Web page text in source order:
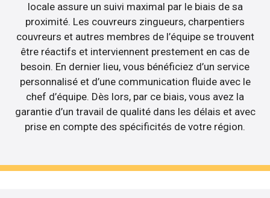
locale assure un suivi maximal par le biais de sa
proximité. Les couvreurs zingueurs, charpentiers
couvreurs et autres membres de l’équipe se trouvent
être réactifs et interviennent prestement en cas de
besoin. En dernier lieu, vous bénéficiez d’un service
personnalisé et d’une communication fluide avec le
chef d’équipe. Dès lors, par ce biais, vous avez la
garantie d’un travail de qualité dans les délais et avec
prise en compte des spécificités de votre région.